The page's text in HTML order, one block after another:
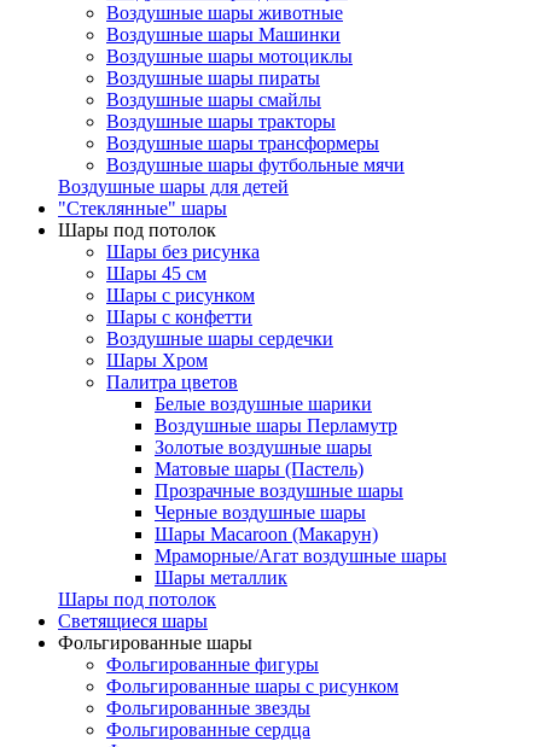
Воздушные шары животные
Воздушные шары Машинки
Воздушные шары мотоциклы
Воздушные шары пираты
Воздушные шары смайлы
Воздушные шары тракторы
Воздушные шары трансформеры
Воздушные шары футбольные мячи
Воздушные шары для детей
"Стеклянные" шары
Шары под потолок
Шары без рисунка
Шары 45 см
Шары с рисунком
Шары с конфетти
Воздушные шары сердечки
Шары Хром
Палитра цветов
Белые воздушные шарики
Воздушные шары Перламутр
Золотые воздушные шары
Матовые шары (Пастель)
Прозрачные воздушные шары
Черные воздушные шары
Шары Macaroon (Макарун)
Мраморные/Агат воздушные шары
Шары металлик
Шары под потолок
Светящиеся шары
Фольгированные шары
Фольгированные фигуры
Фольгированные шары с рисунком
Фольгированные звезды
Фольгированные сердца